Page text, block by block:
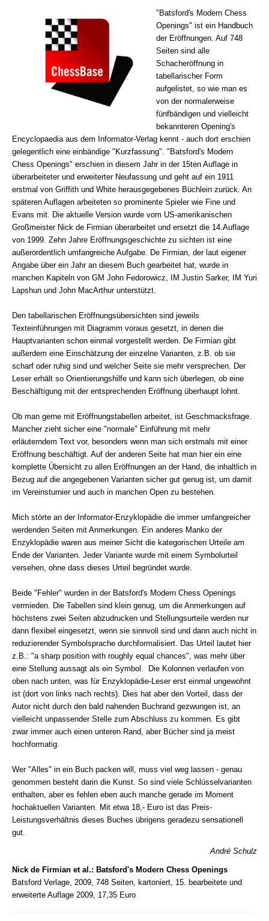
"Batsford's Modern Chess
Openings" ist ein Handbuch
der Eröffnungen. Auf 748
Seiten sind alle
Schacheröffnung in
tabellarischer Form
aufgelistet, so wie man es
von der normalerweise
fünfbändigen und vielleicht
bekannteren Opening's
Encyclopaedia aus dem Informator-Verlag kennt - auch dort erschien
gelegentlich eine einbändige "Kurzfassung". "Batsford's Modern
Chess Openings" erschien in diesem Jahr in der 15ten Auflage in
überarbeiteter und erweiterter Neufassung und geht auf ein 1911
erstmal von Griffith und White herausgegebenes Büchlein zurück. An
späteren Auflagen arbeiteten so prominente Spieler wie Fine und
Evans mit. Die aktuelle Version wurde vom US-amerikanischen
Großmeister Nick de Firmian überarbeitet und ersetzt die 14.Auflage
von 1999. Zehn Jahre Eröffnungsgeschichte zu sichten ist eine
außerordentlich umfangreiche Aufgabe. De Firmian, der laut eigener
Angabe über ein Jahr an diesem Buch gearbeitet hat, wurde in
manchen Kapiteln von GM John Fedorowicz, IM Justin Sarker, IM Yuri
Lapshun und John MacArthur unterstützt.
Den tabellarischen Eröffnungsübersichten sind jeweils
Texteinführungen mit Diagramm voraus gesetzt, in denen die
Hauptvarianten schon einmal vorgestellt werden. De Firmian gibt
außerdem eine Einschätzung der einzelne Varianten, z.B. ob sie
scharf oder ruhig sind und welcher Seite sie mehr versprechen. Der
Leser erhält so Orientierungshilfe und kann sich überlegen, ob eine
Beschäftigung mit der entsprechenden Eröffnung überhaupt lohnt.
Ob man gerne mit Eröffnungstabellen arbeitet, ist Geschmacksfrage.
Mancher zieht sicher eine "normale" Einführung mit mehr
erläuterndem Text vor, besonders wenn man sich erstmals mit einer
Eröffnung beschäftigt. Auf der anderen Seite hat man hier ein eine
komplette Übersicht zu allen Eröffnungen an der Hand, die inhaltlich in
Bezug auf die angegebenen Varianten sicher gut genug ist, um damit
im Vereinsturnier und auch in manchen Open zu bestehen.
Mich störte an der Informator-Enzyklopädie die immer umfangreicher
werdenden Seiten mit Anmerkungen. Ein anderes Manko der
Enzyklopädie waren aus meiner Sicht die kategorischen Urteile am
Ende der Varianten. Jeder Variante wurde mit einem Symbolurteil
versehen, ohne dass dieses Urteil begründet wurde.
Beide "Fehler" wurden in der Batsford's Modern Chess Openings
vermieden. Die Tabellen sind klein genug, um die Anmerkungen auf
höchstens zwei Seiten abzudrucken und Stellungsurteile werden nur
dann flexibel eingesetzt, wenn sie sinnvoll sind und dann auch nicht in
reduzierender Symbolsprache durchformalisiert. Das Urteil lautet hier
z.B.: "a sharp position with roughly equal chances", was mehr über
eine Stellung aussagt als ein Symbol. Die Kolonnen verlaufen von
oben nach unten, was für Enzyklopädie-Leser erst einmal ungewohnt
ist (dort von links nach rechts). Dies hat aber den Vorteil, dass der
Autor nicht durch den bald nahenden Buchrand gezwungen ist, an
vielleicht unpassender Stelle zum Abschluss zu kommen. Es gibt
zwar immer auch einen unteren Rand, aber Bücher sind ja meist
hochformatig.
Wer "Alles" in ein Buch packen will, muss viel weg lassen - genau
genommen besteht darin die Kunst. So sind viele Schlüsselvarianten
enthalten, aber es fehlen eben auch manche gerade im Moment
hochaktuellen Varianten. Mit etwa 18,- Euro ist das Preis-
Leistungsverhältnis dieses Buches übrigens geradezu sensationell
gut.
André Schulz
Nick de Firmian et al.: Batsford's Modern Chess Openings
Batsford Verlage, 2009, 748 Seiten, kartoniert, 15. bearbeitete und
erweiterte Auflage 2009, 17,35 Euro